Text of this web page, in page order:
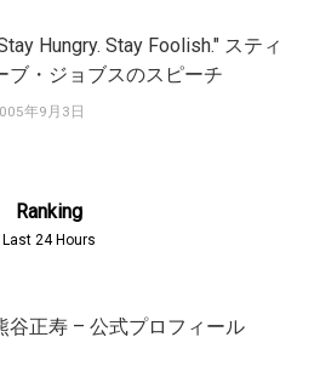
Hungry. Stay Foolish." スティ
ブ・ジョブスのスピーチ
年9月3日
Ranking
Last 24 Hours
谷正寿 – 公式プロフィール